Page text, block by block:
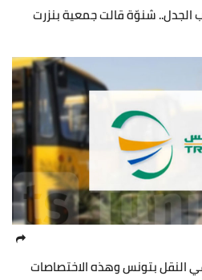
شنوّة قالت جمعية بنزرت
النقل بتونس وهذه الاختصاصات